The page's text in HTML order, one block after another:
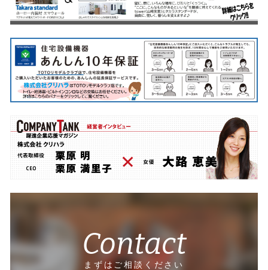
Contact
まずはご相談ください